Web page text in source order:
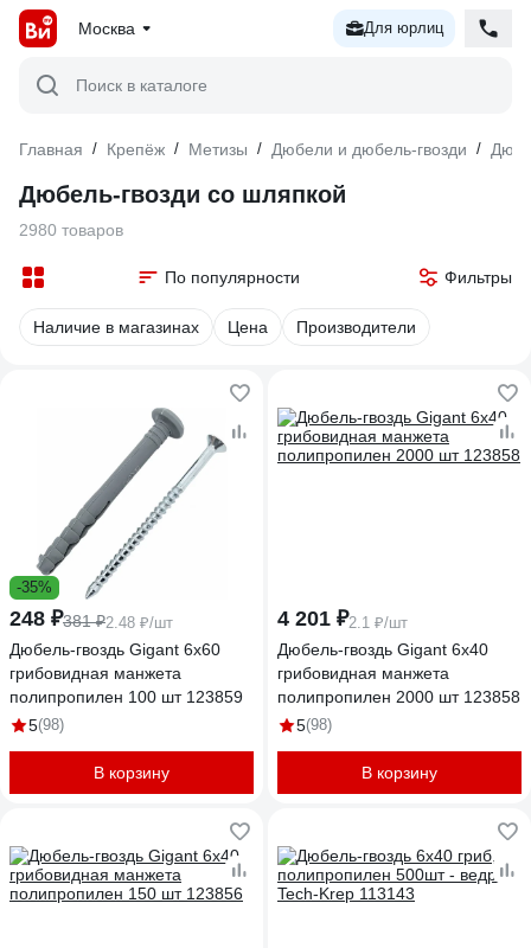
Москва Для юрлиц
Поиск в каталоге
Главная / Крепёж / Метизы / Дюбели и дюбель-гвозди /
Дюбель-гвозди со шляпкой
2980 товаров
По популярности Фильтры
Наличие в магазинах Цена Производители
-35%
248 ₽381 ₽2.48 ₽/шт
Дюбель-гвоздь Gigant 6x60
грибовидная манжета
полипропилен 100 шт 123859
5(98)
В корзину
4 201 ₽2.1 ₽/шт
Дюбель-гвоздь Gigant 6x40
грибовидная манжета
полипропилен 2000 шт 123858
5(98)
В корзину